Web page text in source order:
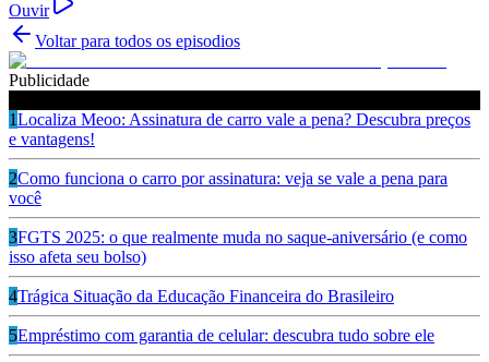
Ouvir
Voltar para todos os episodios
Publicidade
1Localiza Meoo: Assinatura de carro vale a pena? Descubra preços
e vantagens!
2Como funciona o carro por assinatura: veja se vale a pena para
você
3FGTS 2025: o que realmente muda no saque-aniversário (e como
isso afeta seu bolso)
4Trágica Situação da Educação Financeira do Brasileiro
5Empréstimo com garantia de celular: descubra tudo sobre ele